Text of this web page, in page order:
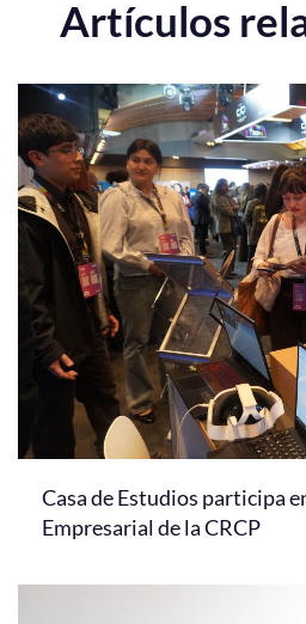
Artículos
Casa de Estudios participa
Empresarial de la CRCP